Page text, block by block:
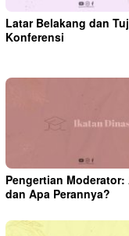
Latar Belakang dan
Konferensi
Pengertian Moderator:
dan Apa Perannya?